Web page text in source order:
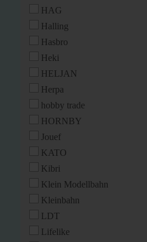
HAG
Halling
Hasbro
Heki
HELJAN
Herpa
hobby trade
HORNBY
Jouef
KATO
Kibri
Klein Modellbahn
Kleinbahn
LDT
Lifelike